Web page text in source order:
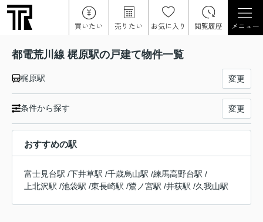
買いたい 売りたい お気に入り 閲覧履歴 メニュー
都電荒川線 梶原駅の戸建て物件一覧
梶原駅 変更
条件から探す 変更
おすすめの駅
富士見台駅 /下井草駅 /千歳烏山駅 /練馬高野台駅 /
上北沢駅 /池袋駅 /東長崎駅 /鷺ノ宮駅 /井荻駅 /久我山駅